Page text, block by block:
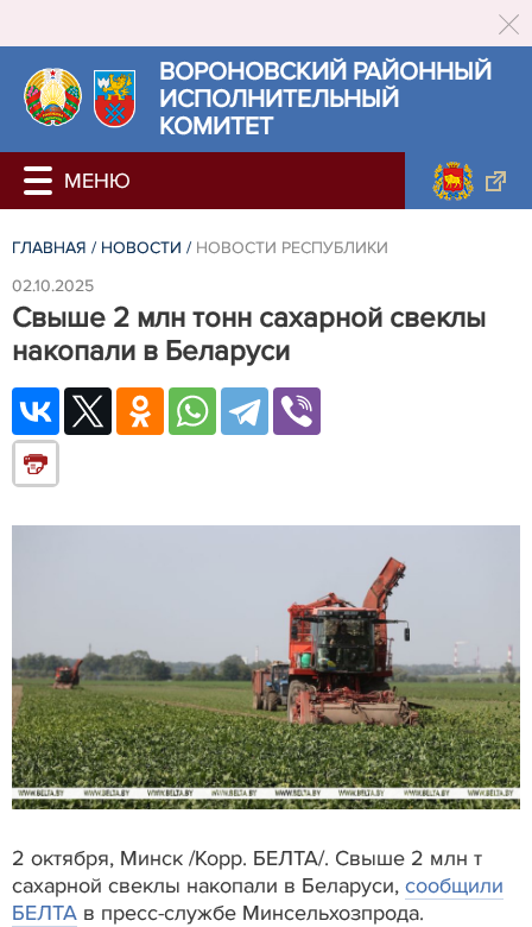
ВОРОНОВСКИЙ РАЙОННЫЙ
ИСПОЛНИТЕЛЬНЫЙ
КОМИТЕТ
ГЛАВНАЯ / НОВОСТИ / НОВОСТИ РЕСПУБЛИКИ
02.10.2025
Свыше 2 млн тонн сахарной свеклы
накопали в Беларуси
2 октября, Минск /Корр. БЕЛТА/. Свыше 2 млн т
сахарной свеклы накопали в Беларуси, сообщили
БЕЛТА в пресс-службе Минсельхозпрода.